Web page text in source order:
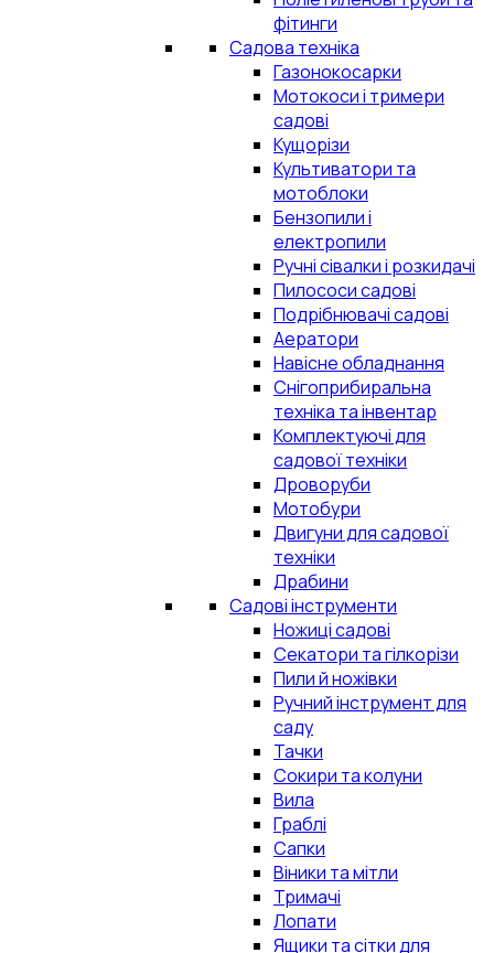
фітинги
Садова техніка
Газонокосарки
Мотокоси і тримери
садові
Кущорізи
Культиватори та
мотоблоки
Бензопили і
електропили
Ручні сівалки і розкидачі
Пилососи садові
Подрібнювачі садові
Аератори
Навісне обладнання
Снігоприбиральна
техніка та інвентар
Комплектуючі для
садової техніки
Дроворуби
Мотобури
Двигуни для садової
техніки
Драбини
Садові інструменти
Ножиці садові
Секатори та гілкорізи
Пили й ножівки
Ручний інструмент для
саду
Тачки
Сокири та колуни
Вила
Граблі
Сапки
Віники та мітли
Тримачі
Лопати
Ящики та сітки для